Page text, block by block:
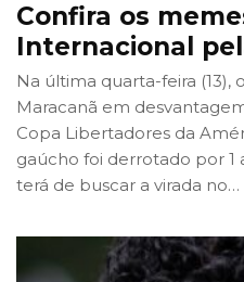
Confira os
Internacional
Na última quarta-feira (13),
Maracanã em
Copa Libertadores da
gaúcho foi derrotado por 1
terá de buscar a virada no…